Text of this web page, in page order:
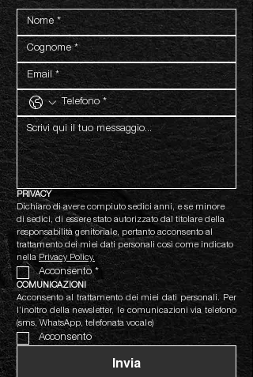
PRIVACY
Dichiaro di avere compiuto sedici anni, e se minore
di sedici, di essere stato autorizzato dal titolare della
responsabilità genitoriale, pertanto acconsento al
trattamento dei miei dati personali così come indicato
nella Privacy Policy.
Acconsento *
COMUNICAZIONI
Acconsento al trattamento dei miei dati personali. Per
l’inoltro della newsletter, le comunicazioni via telefono
(sms, WhatsApp, telefonata vocale)
Acconsento
Invia